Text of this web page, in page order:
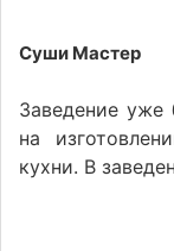
Суши Мастер
Заведение уже
на
кухни. В